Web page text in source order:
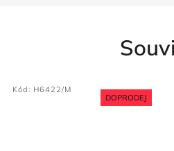
Kód: H6422/M
DOPRODEJ